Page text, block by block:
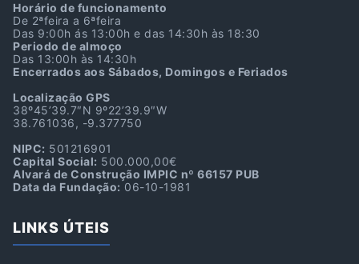
Horário de funcionamento
De 2ªfeira a 6ªfeira
Das 9:00h ás 13:00h e das 14:30h às 18:30
Periodo de almoço
Das 13:00h às 14:30h
Encerrados aos Sábados, Domingos e Feriados
Localização GPS
38º45’39.7″N 9º22’39.9″W
38.761036, -9.377750
NIPC: 501216901
Capital Social: 500.000,00€
Alvará de Construção IMPIC nº 66157 PUB
Data da Fundação: 06-10-1981
LINKS ÚTEIS